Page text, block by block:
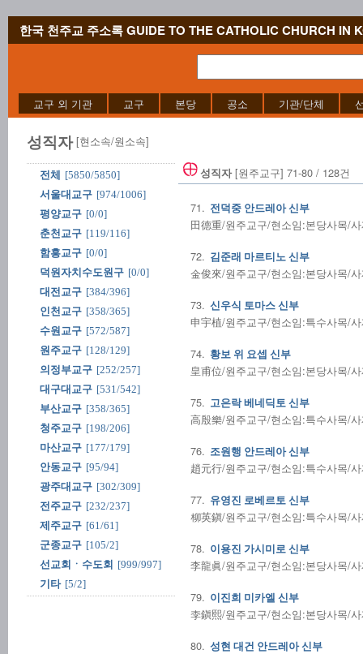
한국 천주교 주소록 GUIDE TO THE CATHOLIC CHURCH IN
교구 외 기관 교구 본당 공소 기관/단체
성직자 [현소속/원소속]
전체
[5850/5850]
서울대교구 [974/1006]
평양교구 [0/0]
춘천교구 [119/116]
함흥교구 [0/0]
덕원자치수도원구 [0/0]
대전교구 [384/396]
인천교구 [358/365]
수원교구 [572/587]
원주교구 [128/129]
의정부교구 [252/257]
대구대교구 [531/542]
부산교구 [358/365]
청주교구 [198/206]
마산교구 [177/179]
안동교구 [95/94]
광주대교구 [302/309]
전주교구 [232/237]
제주교구 [61/61]
군종교구 [105/2]
선교회ㆍ수도회 [999/997]
기타 [5/2]
성직자[원주교구] 71-80 / 128건
71. 전덕중 안드레아 신부
田德重/원주교구/현소임:본당사목/
72. 김준래 마르티노 신부
金俊來/원주교구/현소임:본당사목/
73. 신우식 토마스 신부
申宇植/원주교구/현소임:특수사목/
74. 황보 위 요셉 신부
皇甫位/원주교구/현소임:본당사목/
75. 고은락 베네딕토 신부
高殷樂/원주교구/현소임:특수사목/
76. 조원행 안드레아 신부
趙元行/원주교구/현소임:특수사목/
77. 유영진 로베르토 신부
柳英鎭/원주교구/현소임:특수사목/
78. 이용진 가시미로 신부
李龍眞/원주교구/현소임:본당사목/
79. 이진희 미카엘 신부
李鎭熙/원주교구/현소임:본당사목/
80. 성현 대건 안드레아 신부